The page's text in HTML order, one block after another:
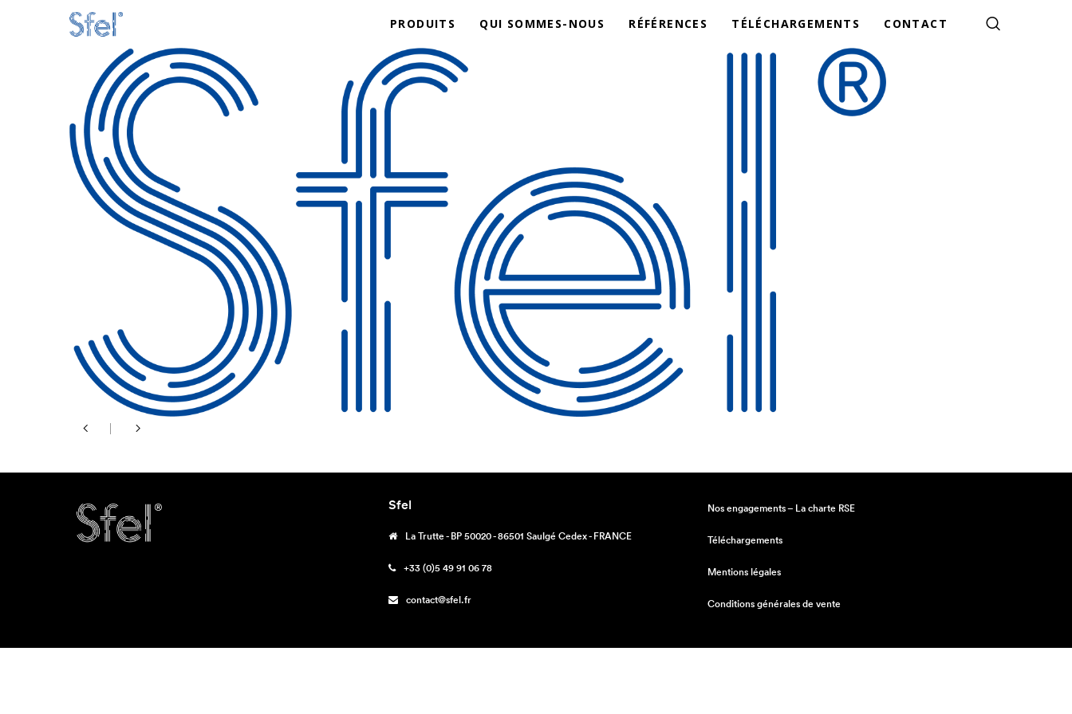
PRODUITS QUI SOMMES-NOUS RÉFÉRENCES TÉLÉCHARGEMENTS CONTACT
Sfel
La Trutte - BP 50020 - 86501 Saulgé Cedex - FRANCE
+33 (0)5 49 91 06 78
contact@sfel.fr
Nos engagements – La charte RSE
Téléchargements
Mentions légales
Conditions générales de vente